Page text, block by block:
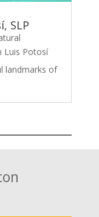
SLP
Luis Potosí
landmarks of